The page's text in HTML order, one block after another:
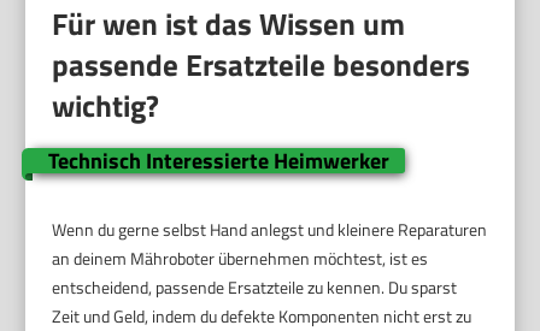
Für wen ist das Wissen um
passende Ersatzteile besonders
wichtig?
Technisch Interessierte Heimwerker
Wenn du gerne selbst Hand anlegst und kleinere Reparaturen
an deinem Mähroboter übernehmen möchtest, ist es
entscheidend, passende Ersatzteile zu kennen. Du sparst
Zeit und Geld, indem du defekte Komponenten nicht erst zu